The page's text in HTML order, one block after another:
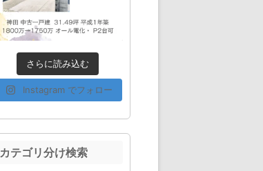
さらに読み込む
Instagram でフォロー
カテゴリ分け検索